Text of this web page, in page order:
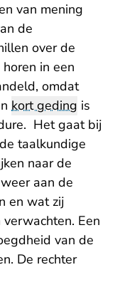
van mening
de
over de
in een
omdat
kort geding is
Het gaat bij
taalkundige
naar de
aan de
en wat zij
Een
van de
De rechter